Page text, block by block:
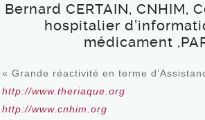
Bernard CERTAIN, CNHIM,
hospitalier
médicament
« Grande réactivité en terme
http://www.theriaque.org
http://www.cnhim.org